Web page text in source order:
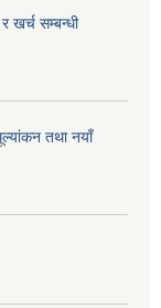
खर्च सम्बन्धी
तथा नयाँ